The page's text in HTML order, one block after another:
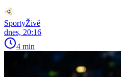
SportyŽivě
dnes, 20:16
4 min